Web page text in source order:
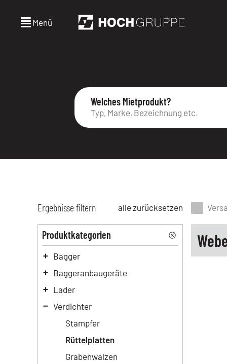
Menü
Welches Mietprodukt?
Ergebnisse filtern alle zurücksetzen
Produktkategorien
Bagger
Baggeranbaugeräte
Lader
Verdichter
Stampfer
Rüttelplatten
Grabenwalzen